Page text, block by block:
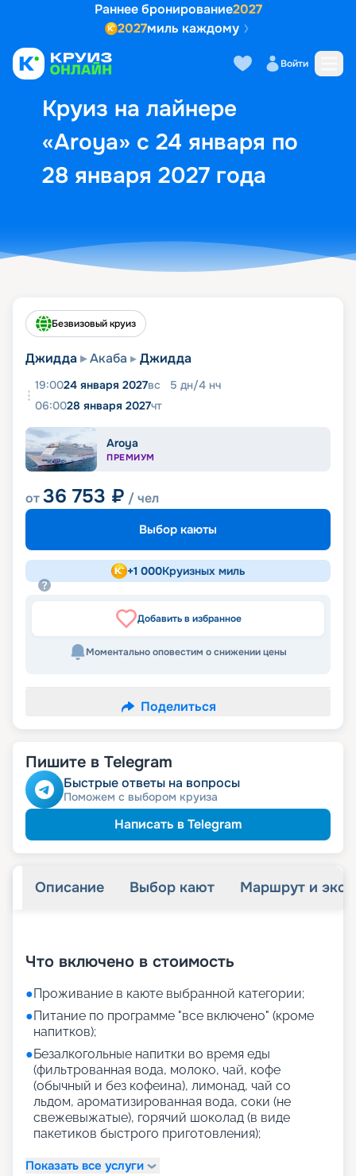
Раннее бронирование2027
2027миль каждому
Войти
Круиз на лайнере
«Aroya» с 24 января по
28 января 2027 года
Выбор кают Маршрут и
Безвизовый круиз
Джидда Акаба Джидда
19:0024 января 2027вс 5 дн/4 нч
06:0028 января 2027чт
Aroya
ПРЕМИУМ
от36 753 ₽ / чел
Выбор каюты
+1 000Круизных миль
Добавить в избранное
Моментально оповестим о снижении цены
Поделиться
Пишите в Telegram
Быстрые ответы на вопросы
Поможем с выбором круиза
Написать в Telegram
Описание Выбор кают Маршрут и
Что включено в стоимость
●Проживание в каюте выбранной категории;
●Питание по программе "все включено" (кроме
напитков);
●Безалкогольные напитки во время еды
(фильтрованная вода, молоко, чай, кофе
(обычный и без кофеина), лимонад, чай со
льдом, ароматизированная вода, соки (не
свежевыжатые), горячий шоколад (в виде
пакетиков быстрого приготовления);
Показать все услуги